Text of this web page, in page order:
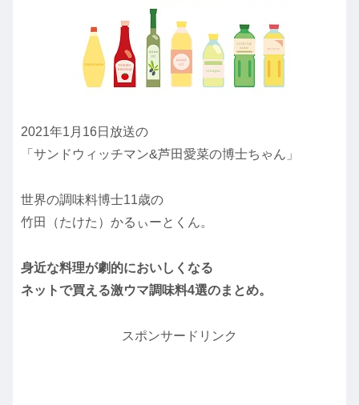
2021年1月16日放送の
「サンドウィッチマン&芦田愛菜の博士ちゃん」
世界の調味料博士11歳の
竹田（たけた）かるぃーとくん。
身近な料理が劇的においしくなる
ネットで買える激ウマ調味料4選のまとめ。
スポンサードリンク